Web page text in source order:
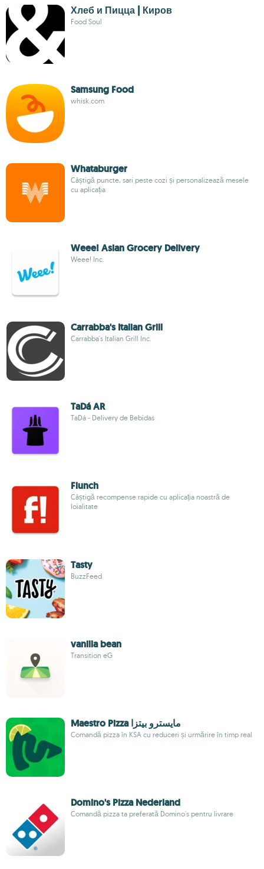
Хлеб и Пицца | Киров
Food Soul
Samsung Food
whisk.com
Whataburger
Câștigă puncte, sari peste cozi și personalizează mesele
cu aplicația
Weee! Asian Grocery Delivery
Weee! Inc.
Carrabba's Italian Grill
Carrabba's Italian Grill Inc.
TaDá AR
TaDá - Delivery de Bebidas
Flunch
Câștigă recompense rapide cu aplicația noastră de
loialitate
Tasty
BuzzFeed
vanilla bean
Transition eG
Maestro Pizza مايسترو بيتزا
Comandă pizza în KSA cu reduceri și urmărire în timp real
Domino's Pizza Nederland
Comandă pizza ta preferată Domino's pentru livrare